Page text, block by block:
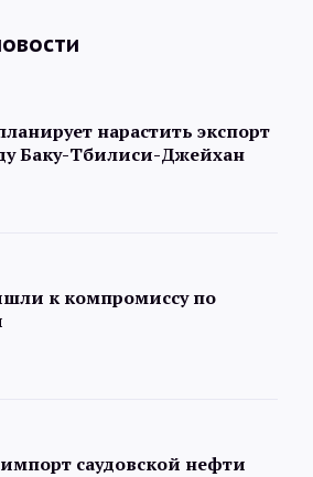
нарастить экспорт
Баку-Тбилиси-Джейхан
к компромиссу по
саудовской нефти